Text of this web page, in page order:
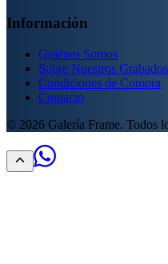
Información
Quiénes Somos
Sobre Nuestros Grabados
Condiciones de Compra
Contacto
© 2026 Galería Frame. Todos